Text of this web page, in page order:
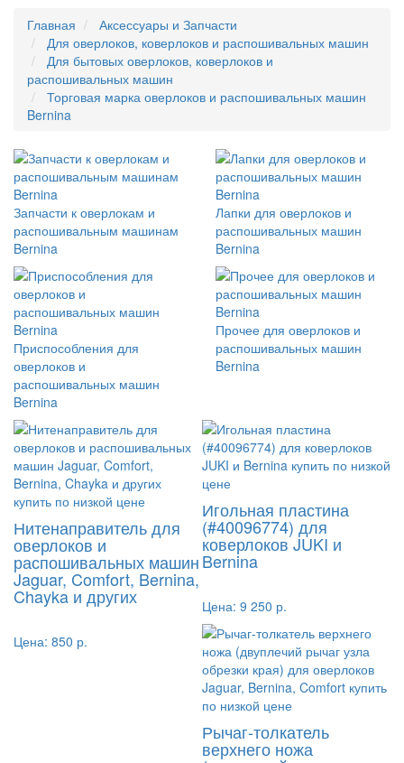
Главная
Аксессуары и Запчасти
Для оверлоков, коверлоков и распошивальных машин
Для бытовых оверлоков, коверлоков и
распошивальных машин
Торговая марка оверлоков и распошивальных машин
Bernina
Запчасти к оверлокам и
распошивальным машинам
Bernina
Лапки для оверлоков и
распошивальных машин
Bernina
Приспособления для
оверлоков и
распошивальных машин
Bernina
Прочее для оверлоков и
распошивальных машин
Bernina
Нитенаправитель для
оверлоков и
распошивальных машин
Jaguar, Comfort, Bernina,
Chayka и других
Цена: 850 р.
Игольная пластина
(#40096774) для
коверлоков JUKI и
Bernina
Цена: 9 250 р.
Рычаг-толкатель
верхнего ножа